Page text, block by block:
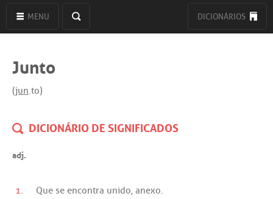
MENU DICIONÁRIOS
Junto
(jun.to)
DICIONÁRIO DE SIGNIFICADOS
adj.
1. Que se encontra unido, anexo.